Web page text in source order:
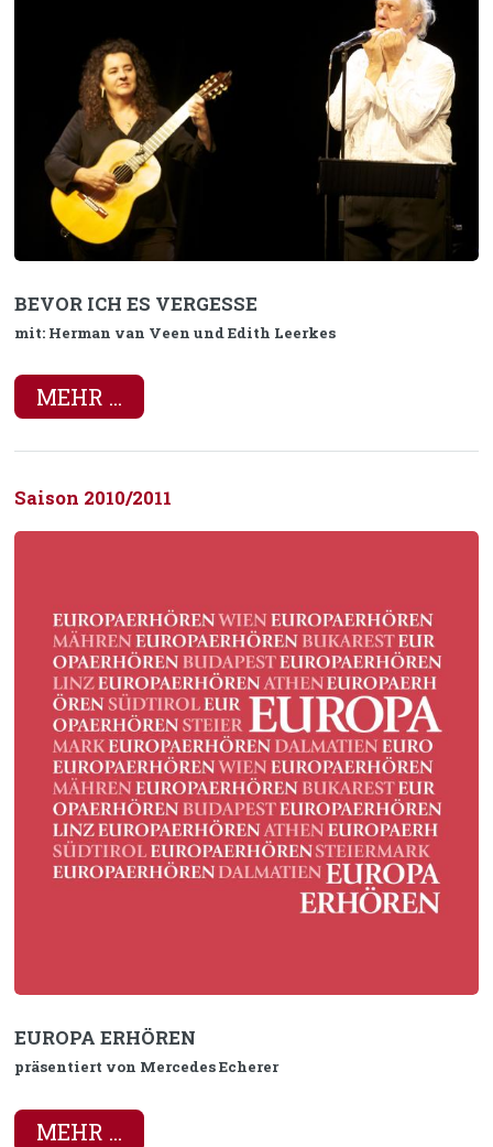
BEVOR ICH ES VERGESSE
mit: Herman van Veen und Edith Leerkes
MEHR ...
Saison 2010/2011
EUROPA ERHÖREN
präsentiert von Mercedes Echerer
MEHR ...